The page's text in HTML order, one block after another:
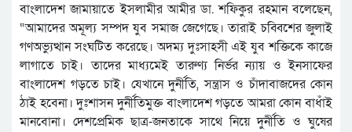
বাংলাদেশ জামায়াতে ইসলামীর আমীর ডা. শফিকুর রহমান বলেছেন,
“আমাদের অমূল্য সম্পদ যুব সমাজ জেগেছে। তারাই চব্বিশের জুলাই
গণঅভ্যুত্থান সংঘটিত করেছে। অদম্য দুঃসাহসী এই যুব শক্তিকে কাজে
লাগাতে চাই। তাদের মাধ্যমেই তারুণ্য নির্ভর ন্যায় ও ইনসাফের
বাংলাদেশ গড়তে চাই। যেখানে দুর্নীতি, সন্ত্রাস ও চাঁদাবাজদের কোন
ঠাই হবেনা। দুঃশাসন দুর্নীতিমুক্ত বাংলাদেশ গড়তে আমরা কোন বাধাঁই
মানবোনা। দেশপ্রেমিক ছাত্র-জনতাকে সাথে নিয়ে দুর্নীতি ও ঘুষের